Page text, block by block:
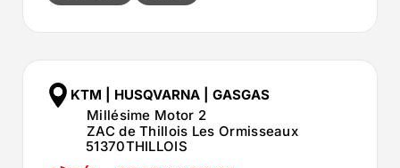
KTM | HUSQVARNA | GASGAS
Millésime Motor 2
ZAC de Thillois Les Ormisseaux
51370THILLOIS